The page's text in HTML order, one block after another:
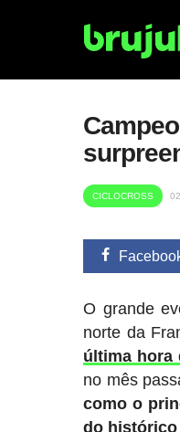
CICLOCROSS
O grande
norte da
última hora
no mês
como o
do histórico